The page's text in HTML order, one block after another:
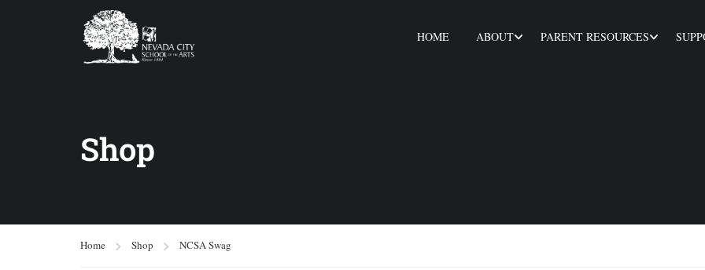
HOME ABOUT PARENT RESOURCES
Shop
Home Shop NCSA Swag